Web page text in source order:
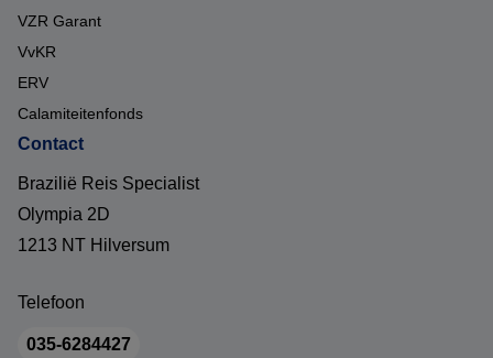
VZR Garant
VvKR
ERV
Calamiteitenfonds
Contact
Brazilië Reis Specialist
Olympia 2D
1213 NT Hilversum
Telefoon
035-6284427